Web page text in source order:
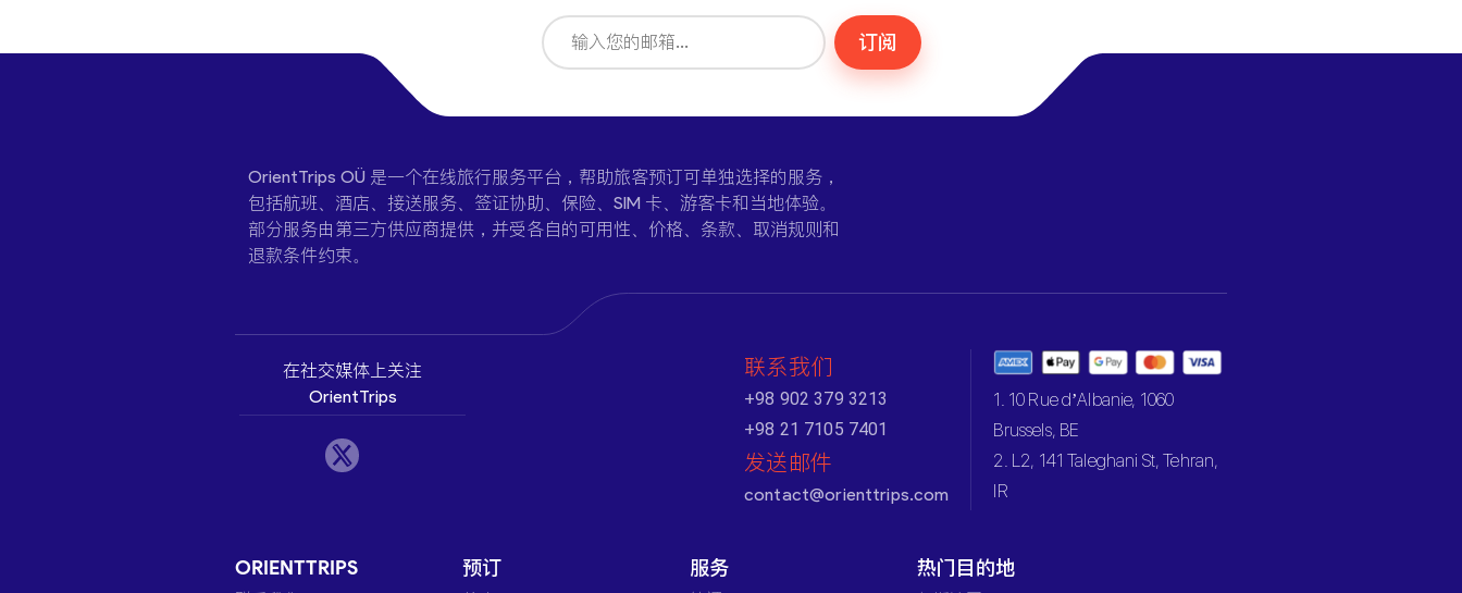
订阅
OrientTrips OÜ 是一个在线旅行服务平台，帮助旅客预订可单独选择的服务，
包括航班、酒店、接送服务、签证协助、保险、SIM 卡、游客卡和当地体验。
部分服务由第三方供应商提供，并受各自的可用性、价格、条款、取消规则和
退款条件约束。
在社交媒体上关注
OrientTrips
联系我们
+98 902 379 3213
+98 21 7105 7401
发送邮件
contact@orienttrips.com
1. 10 Rue d’Albanie, 1060
Brussels, BE
2. L2, 141 Taleghani St, Tehran,
IR
ORIENTTRIPS 预订 服务 热门目的地